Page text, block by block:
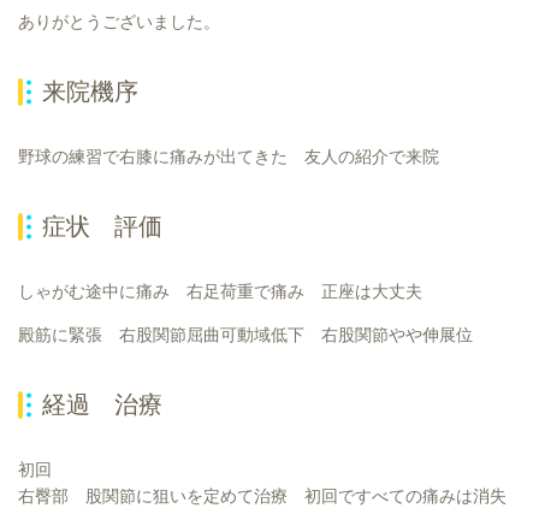
ありがとうございました。
来院機序
野球の練習で右膝に痛みが出てきた 友人の紹介で来院
症状 評価
しゃがむ途中に痛み 右足荷重で痛み 正座は大丈夫
殿筋に緊張 右股関節屈曲可動域低下 右股関節やや伸展位
経過 治療
初回
右臀部 股関節に狙いを定めて治療 初回ですべての痛みは消失